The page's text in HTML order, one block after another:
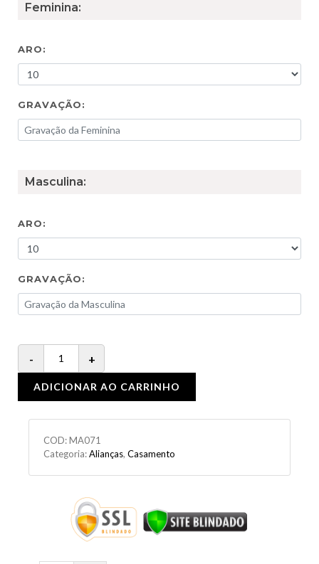
Feminina:
ARO:
GRAVAÇÃO:
Masculina:
ARO:
GRAVAÇÃO:
ADICIONAR AO CARRINHO
COD:MA071
Categoria:Alianças, Casamento